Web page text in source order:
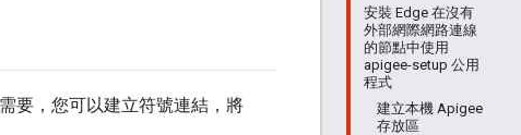
安裝 Edge 在沒有
外部網際網路連線
的節點中使用
apigee-setup 公用
程式
建立本機 Apigee
存放區
要，您可以建立符號連結，將